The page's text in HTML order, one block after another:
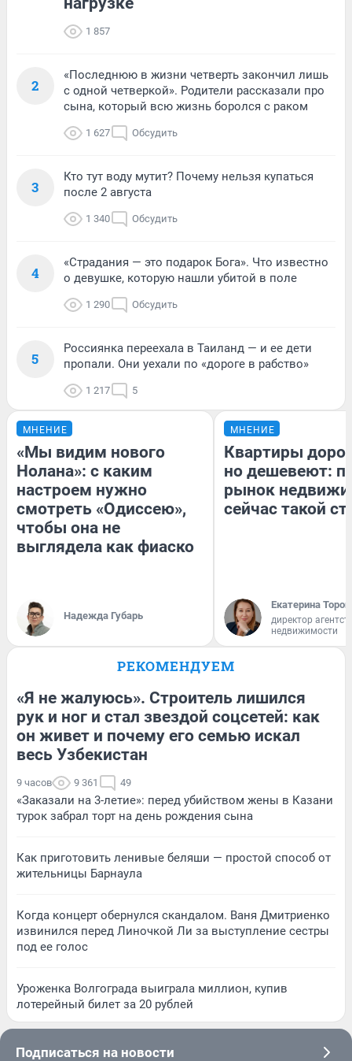
1 857
2
«Последнюю в жизни четверть закончил лишь
с одной четверкой». Родители рассказали про
сына, который всю жизнь боролся с раком
1 627 Обсудить
3
Кто тут воду мутит? Почему нельзя купаться
после 2 августа
1 340 Обсудить
4
«Страдания — это подарок Бога». Что известно
о девушке, которую нашли убитой в поле
1 290 Обсудить
5
Россиянка переехала в Таиланд — и ее дети
пропали. Они уехали по «дороге в рабство»
1 217 5
МНЕНИЕ
«Мы видим нового
Нолана»: с каким
настроем нужно
смотреть «Одиссею»,
чтобы она не
выглядела как фиаско
Надежда Губарь
МНЕНИЕ
Квартиры
но дешевеют:
рынок
сейчас такой
Екатерина
директор
недвижимости
РЕКОМЕНДУЕМ
«Я не жалуюсь». Строитель лишился
рук и ног и стал звездой соцсетей: как
он живет и почему его семью искал
весь Узбекистан
9 часов 9 361 49
«Заказали на 3-летие»: перед убийством жены в Казани
турок забрал торт на день рождения сына
Как приготовить ленивые беляши — простой способ от
жительницы Барнаула
Когда концерт обернулся скандалом. Ваня Дмитриенко
извинился перед Линочкой Ли за выступление сестры
под ее голос
Уроженка Волгограда выиграла миллион, купив
лотерейный билет за 20 рублей
Подписаться на новости